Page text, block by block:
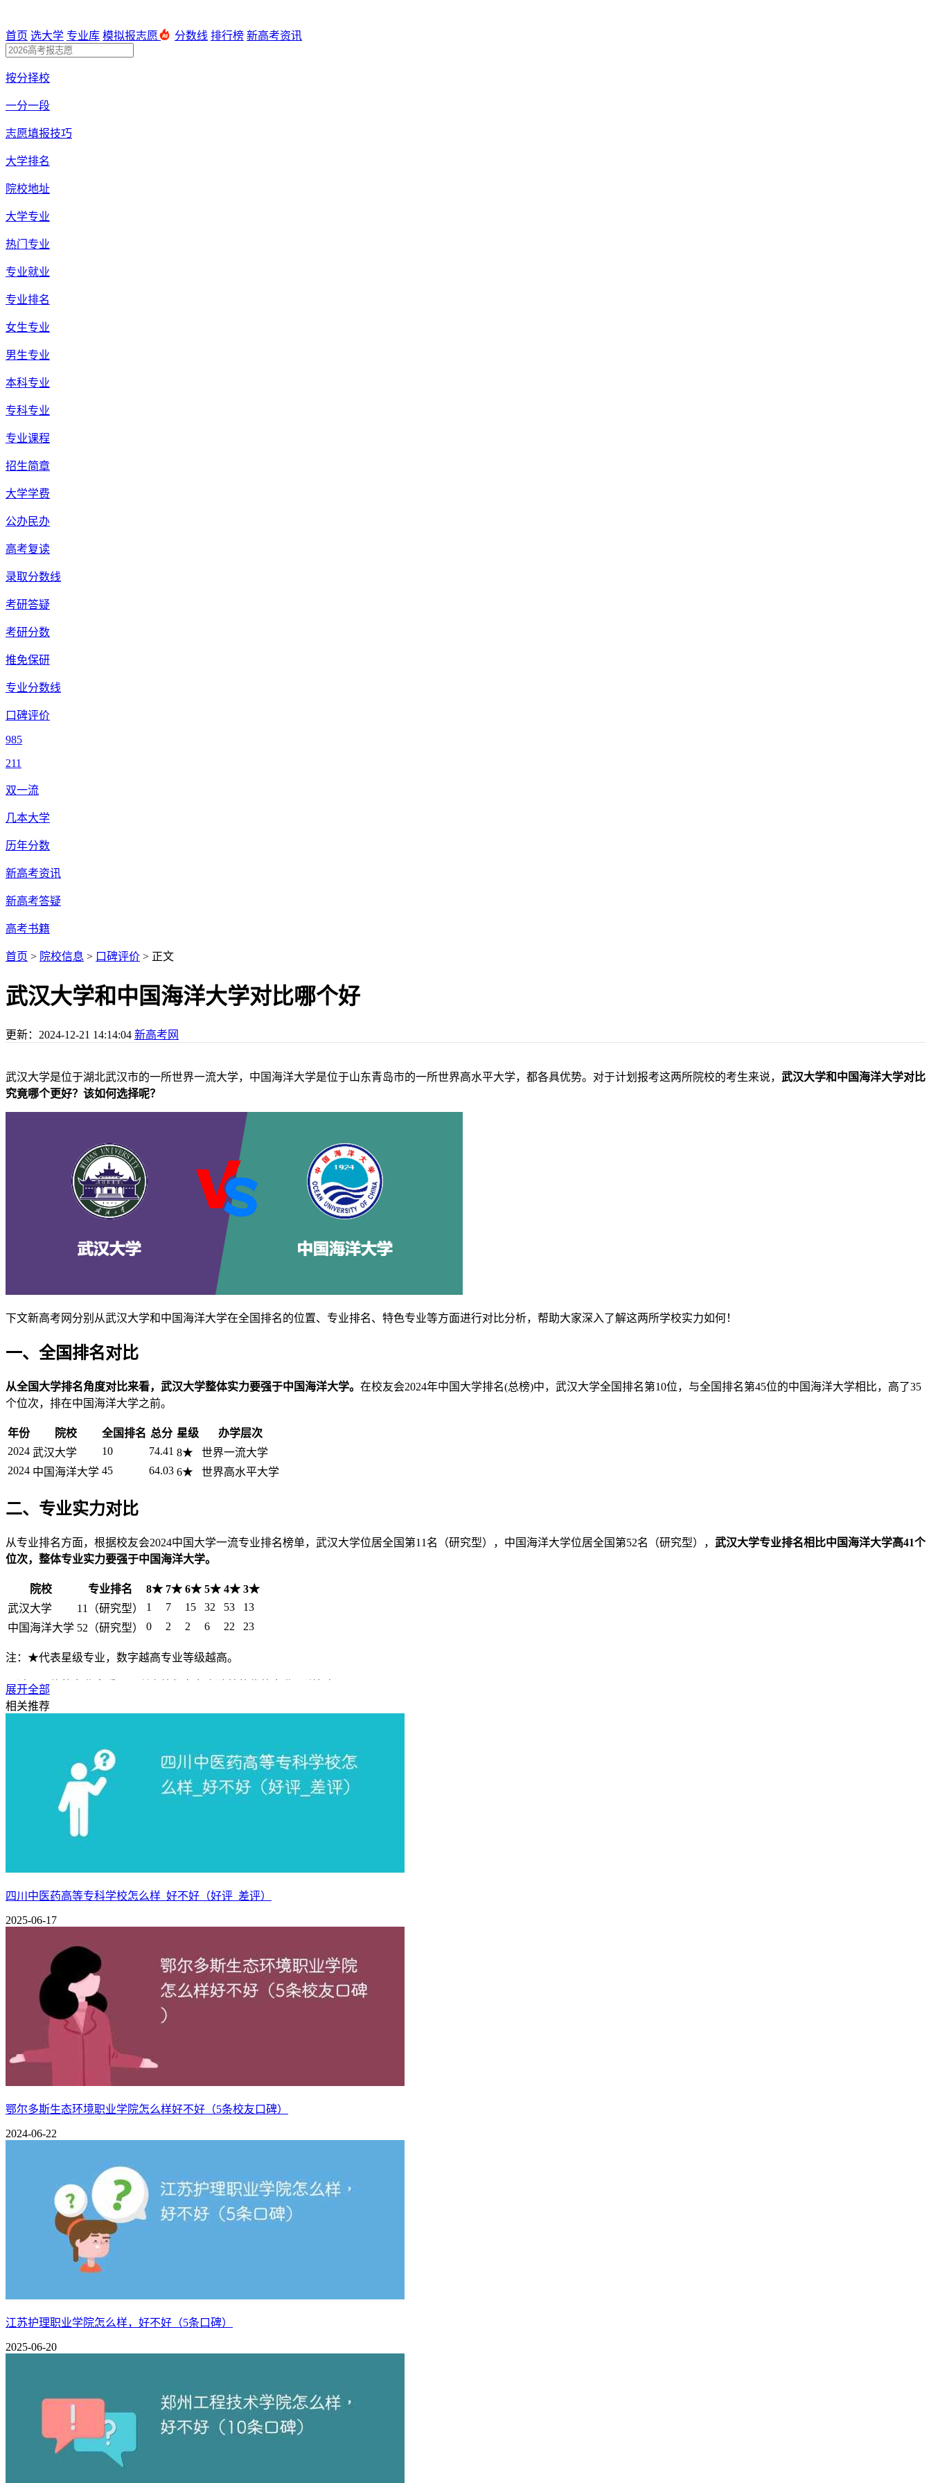
首页 选大学 专业库 模拟报志愿 分数线 排行榜 新高考资讯
按分择校
一分一段
志愿填报技巧
大学排名
院校地址
大学专业
热门专业
专业就业
专业排名
女生专业
男生专业
本科专业
专科专业
专业课程
招生简章
大学学费
公办民办
高考复读
录取分数线
考研答疑
考研分数
推免保研
专业分数线
口碑评价
985
211
双一流
几本大学
历年分数
新高考资讯
新高考答疑
高考书籍
首页 > 院校信息 > 口碑评价 > 正文
武汉大学和中国海洋大学对比哪个好
更新： 2024-12-21 14:14:04 新高考网
武汉大学是位于湖北武汉市的一所世界一流大学，中国海洋大学是位于山东青岛市的一所世界高水平大学，都各具优势。对于计划报考这两所院校的考生来说， 武汉大学和中国海洋大学对比
究竟哪个更好？该如何选择呢？
下文新高考网分别从武汉大学和中国海洋大学在全国排名的位置、专业排名、特色专业等方面进行对比分析，帮助大家深入了解这两所学校实力如何！
一、全国排名对比
从全国大学排名角度对比来看，武汉大学整体实力要强于中国海洋大学。 在校友会2024年中国大学排名(总榜)中，武汉大学全国排名第10位，与全国排名第45位的中国海洋大学相比，高了35
个位次，排在中国海洋大学之前。
年份 院校 全国排名 总分 星级
办学层次
2024 武汉大学 10 74.41 8★
世界一流大学
2024 中国海洋大学 45 64.03 6★ 世界高水平大学
二、专业实力对比
从专业排名方面，根据校友会2024中国大学一流专业排名榜单，武汉大学位居全国第11名（研究型），中国海洋大学位居全国第52名（研究型）， 武汉大学专业排名相比中国海洋大学高41个
位次，整体专业实力要强于中国海洋大学。
院校 专业排名 8★ 7★ 6★ 5★ 4★ 3★
武汉大学
11（研究型） 1 7 15 32 53
13
中国海洋大学 52（研究型） 0 2 2 6 22 23
注：★代表星级专业，数字越高专业等级越高。
不过从具体的专业来看，两所高校都有各自独特的优势专业，详细如下。
武汉大学王牌专业有：测绘工程（A++）等1个专业获得2024中国八星级专业（8★），跻身世界一流专业专业行列。思想政治教育（A++）、图书馆学（A++）、水利水电工程（A++）、经
中国海洋大学王牌专业有：
水产养殖学（A++）、海洋科学（A++）等2个专业获得2024中国七星级专业（7★），跻身世界知名高水平、中国顶尖专业专业行列。海洋技术（A++）、海洋渔
业科学与技术（A++）等2个专业荣获2024中国六星级专业（6★），入选世界高水平、中国顶尖专业专业行列。
三、综合对比分析
武汉大学在综合排名上整体实力要强于中国海洋大学！
武汉大学怎么样，好不好（10条口碑）
展开全部
相关推荐
四川中医药高等专科学校怎么样_好不好（好评_差评）
2025-06-17
鄂尔多斯生态环境职业学院怎么样好不好（5条校友口碑）
2024-06-22
江苏护理职业学院怎么样，好不好（5条口碑）
2025-06-20